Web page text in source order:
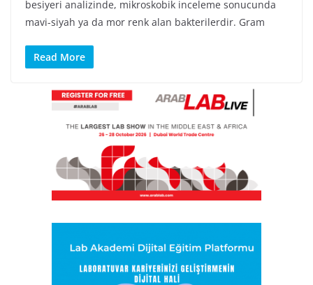
besiyeri analizinde, mikroskobik inceleme sonucunda
mavi-siyah ya da mor renk alan bakterilerdir. Gram
Read More